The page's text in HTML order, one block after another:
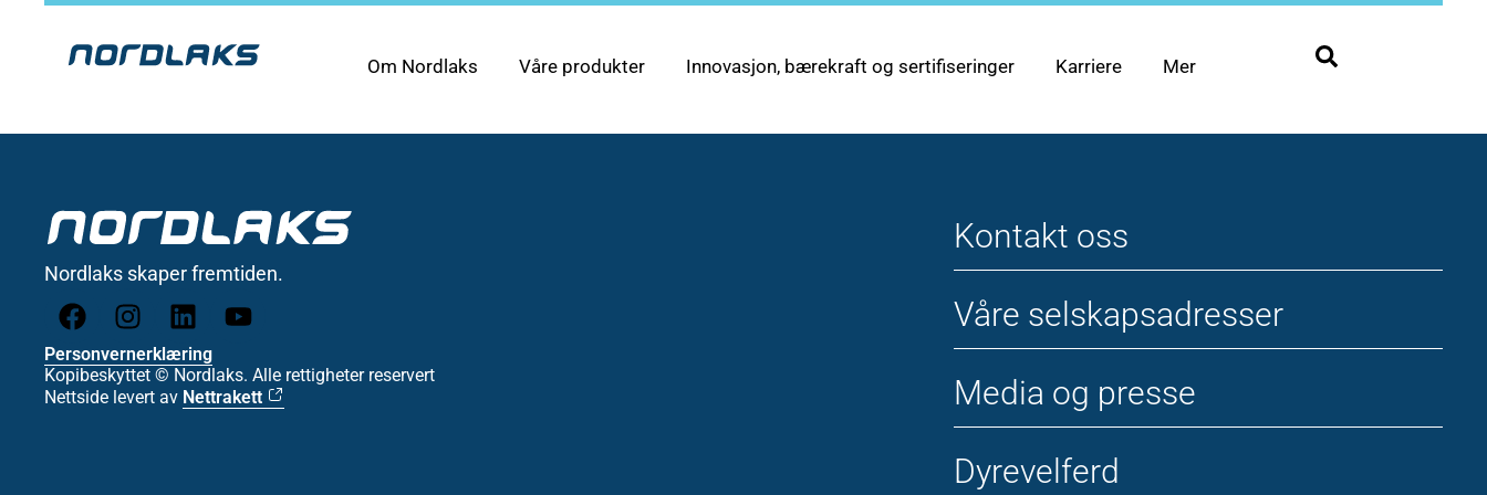
Om Nordlaks Våre produkter Innovasjon, bærekraft og sertifiseringer Karriere Mer
Nordlaks skaper fremtiden.
Personvernerklæring
Kopibeskyttet © Nordlaks. Alle rettigheter reservert
Nettside levert av Nettrakett
Kontakt oss
Våre selskapsadresser
Media og presse
Dyrevelferd